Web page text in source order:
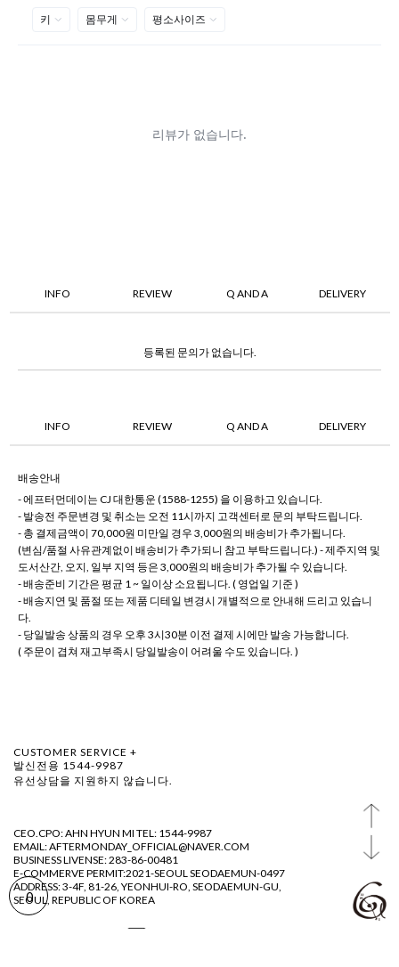
0
INFO REVIEW Q AND A DELIVERY
등록된 문의가 없습니다.
INFO REVIEW Q AND A DELIVERY
배송안내
- 에프터먼데이는 CJ 대한통운 (1588-1255) 을 이용하고 있습니다.
- 발송전 주문변경 및 취소는 오전 11시까지 고객센터로 문의 부탁드립니다.
- 총 결제금액이 70,000원 미만일 경우 3,000원의 배송비가 추가됩니다.
(변심/품절 사유관계없이 배송비가 추가되니 참고 부탁드립니다.) - 제주지역 및
도서산간, 오지, 일부 지역 등은 3,000원의 배송비가 추가될 수 있습니다.
- 배송준비 기간은 평균 1 ~ 일이상 소요됩니다. ( 영업일 기준 )
- 배송지연 및 품절 또는 제품 디테일 변경시 개별적으로 안내해 드리고 있습니
다.
- 당일발송 상품의 경우 오후 3시30분 이전 결제 시에만 발송 가능합니다.
( 주문이 겹쳐 재고부족시 당일발송이 어려울 수도 있습니다. )
CUSTOMER SERVICE +
발신전용 1544-9987
유선상담을 지원하지 않습니다.
CEO.CPO: AHN HYUN MI TEL: 1544-9987
EMAIL: AFTERMONDAY_OFFICIAL@NAVER.COM
BUSINESS LIVENSE: 283-86-00481
E-COMMERVE PERMIT:2021-SEOUL SEODAEMUN-0497
ADDRESS: 3-4F, 81-26, YEONHUI-RO, SEODAEMUN-GU,
SEOUL, REPUBLIC OF KOREA